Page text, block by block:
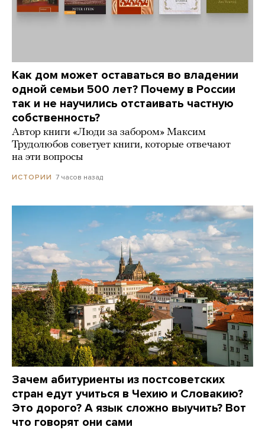
Как дом может оставаться во владении
одной семьи 500 лет? Почему в России
так и не научились отстаивать частную
собственность?
Автор книги «Люди за забором» Максим
Трудолюбов советует книги, которые отвечают
на эти вопросы
ИСТОРИИ 7 часов назад
Зачем абитуриенты из постсоветских
стран едут учиться в Чехию и Словакию?
Это дорого? А язык сложно выучить? Вот
что говорят они сами